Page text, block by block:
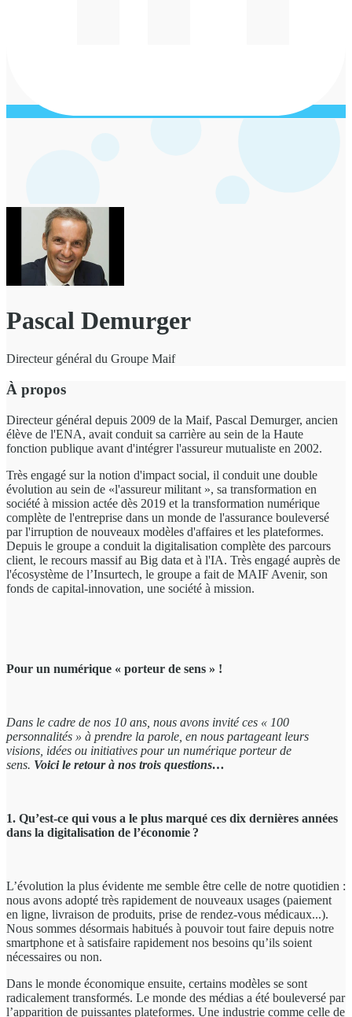
Pascal Demurger
Directeur général du Groupe Maif
À propos
Directeur général depuis 2009 de la Maif, Pascal Demurger, ancien
élève de l'ENA, avait conduit sa carrière au sein de la Haute
fonction publique avant d'intégrer l'assureur mutualiste en 2002.
Très engagé sur la notion d'impact social, il conduit une double
évolution au sein de «l'assureur militant », sa transformation en
société à mission actée dès 2019 et la transformation numérique
complète de l'entreprise dans un monde de l'assurance bouleversé
par l'irruption de nouveaux modèles d'affaires et les plateformes.
Depuis le groupe a conduit la digitalisation complète des parcours
client, le recours massif au Big data et à l'IA. Très engagé auprès de
l'écosystème de l’Insurtech, le groupe a fait de MAIF Avenir, son
fonds de capital-innovation, une société à mission.
Pour un numérique « porteur de sens » !
Dans le cadre de nos 10 ans , nous avons invité ces « 100
personnalités » à prendre la parole, en nous partageant leurs
visions, idées ou initiatives pour un numérique porteur de
sens. Voici le retour à nos trois questions…
1. Qu’est-ce qui vous a le plus marqué ces dix dernières années
dans la digitalisation de l’économie ?
L’évolution la plus évidente me semble être celle de notre quotidien :
nous avons adopté très rapidement de nouveaux usages (paiement
en ligne, livraison de produits, prise de rendez-vous médicaux...).
Nous sommes désormais habitués à pouvoir tout faire depuis notre
smartphone et à satisfaire rapidement nos besoins qu’ils soient
nécessaires ou non.
Dans le monde économique ensuite, certains modèles se sont
radicalement transformés. Le monde des médias a été bouleversé par
l’apparition de puissantes plateformes. Une industrie comme celle de